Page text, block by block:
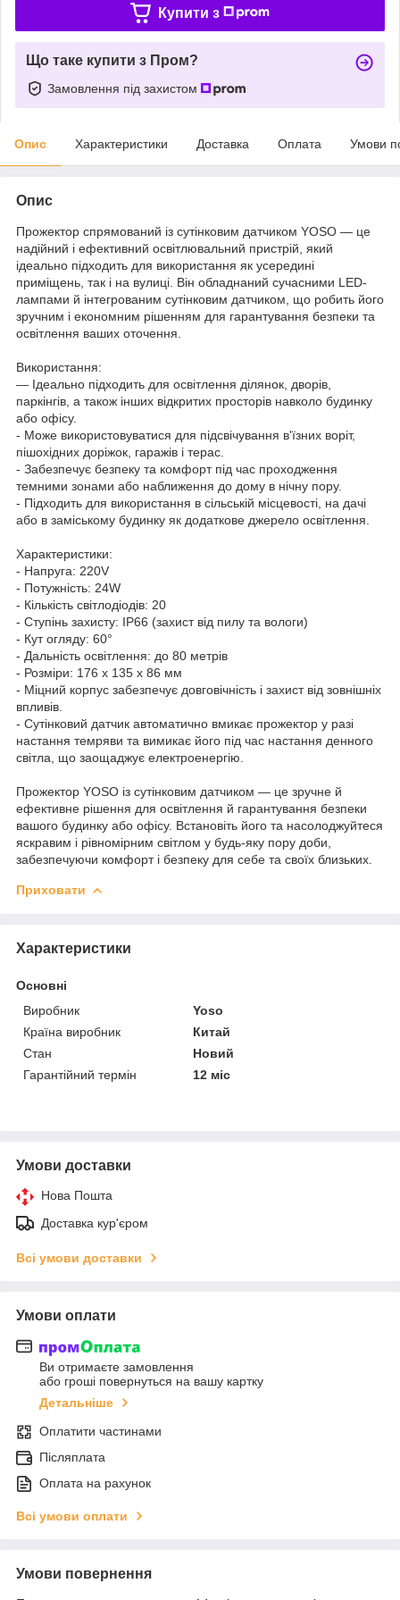
Купити з
Що таке купити з Пром?
Замовлення під захистом
Опис Характеристики Доставка Оплата Умови
Опис
Прожектор спрямований із сутінковим датчиком YOSO — це
надійний і ефективний освітлювальний пристрій, який
ідеально підходить для використання як усередині
приміщень, так і на вулиці. Він обладнаний сучасними LED-
лампами й інтегрованим сутінковим датчиком, що робить його
зручним і економним рішенням для гарантування безпеки та
освітлення ваших оточення.
Використання:
— Ідеально підходить для освітлення ділянок, дворів,
паркінгів, а також інших відкритих просторів навколо будинку
або офісу.
- Може використовуватися для підсвічування в'їзних воріт,
пішохідних доріжок, гаражів і терас.
- Забезпечує безпеку та комфорт під час проходження
темними зонами або наближення до дому в нічну пору.
- Підходить для використання в сільській місцевості, на дачі
або в заміському будинку як додаткове джерело освітлення.
Характеристики:
- Напруга: 220V
- Потужність: 24W
- Кількість світлодіодів: 20
- Ступінь захисту: IP66 (захист від пилу та вологи)
- Кут огляду: 60°
- Дальність освітлення: до 80 метрів
- Розміри: 176 x 135 x 86 мм
- Міцний корпус забезпечує довговічність і захист від зовнішніх
впливів.
- Сутінковий датчик автоматично вмикає прожектор у разі
настання темряви та вимикає його під час настання денного
світла, що заощаджує електроенергію.
Прожектор YOSO із сутінковим датчиком — це зручне й
ефективне рішення для освітлення й гарантування безпеки
вашого будинку або офісу. Встановіть його та насолоджуйтеся
яскравим і рівномірним світлом у будь-яку пору доби,
забезпечуючи комфорт і безпеку для себе та своїх близьких.
Приховати
Характеристики
Основні
Виробник
Yoso
Країна виробник
Китай
Стан
Новий
Гарантійний термін
12 міс
Умови доставки
Нова Пошта
Доставка кур'єром
Всі умови доставки
Умови оплати
Ви отримаєте замовлення
або гроші повернуться на вашу картку
Детальніше
Оплатити частинами
Післяплата
Оплата на рахунок
Всі умови оплати
Умови повернення